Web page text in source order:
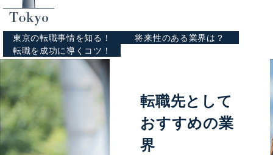
東京の転職事情を知る！
将来性のある業界は？
転職を成功に導くコツ！
転職先として
おすすめの業
界